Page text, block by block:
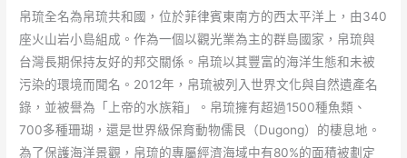
帛琉全名為帛琉共和國，位於菲律賓東南方的西太平洋上，由340
座火山岩小島組成。作為一個以觀光業為主的群島國家，帛琉與
台灣長期保持友好的邦交關係。帛琉以其豐富的海洋生態和未被
污染的環境而聞名。2012年，帛琉被列入世界文化與自然遺產名
錄，並被譽為「上帝的水族箱」。帛琉擁有超過1500種魚類、
700多種珊瑚，還是世界級保育動物儒艮（Dugong）的棲息地。
為了保護海洋景觀，帛琉的專屬經濟海域中有80%的面積被劃定